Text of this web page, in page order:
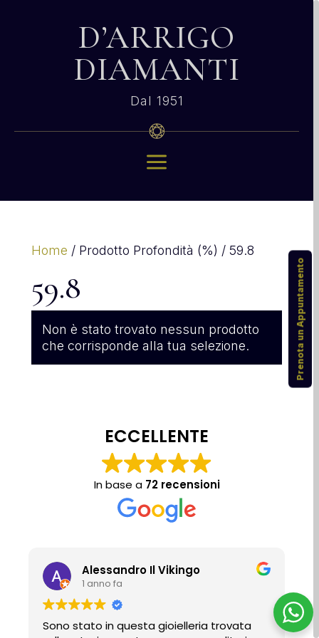
D’ARRIGO
DIAMANTI
Dal 1951
a
Home / Prodotto Profondità (%) / 59.8
59.8
Non è stato trovato nessun prodotto
che corrisponde alla tua selezione.
ECCELLENTE
In base a 72 recensioni
Alessandro Il Vikingo
1 anno fa
Sono stato in questa gioielleria trovata
Prenota un Appuntamento